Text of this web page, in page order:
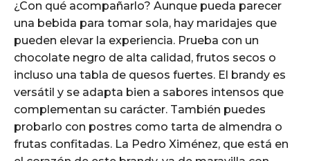
¿Con qué acompañarlo? Aunque pueda parecer
una bebida para tomar sola, hay maridajes que
pueden elevar la experiencia. Prueba con un
chocolate negro de alta calidad, frutos secos o
incluso una tabla de quesos fuertes. El brandy es
versátil y se adapta bien a sabores intensos que
complementan su carácter. También puedes
probarlo con postres como tarta de almendra o
frutas confitadas. La Pedro Ximénez, que está en